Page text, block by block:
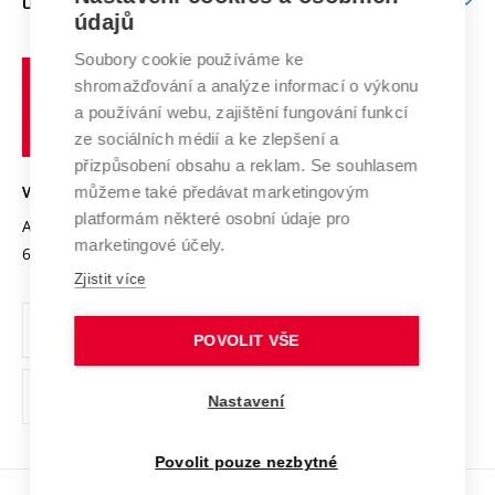
E-přihláška
Doktorské studium
Podpora podnikání
Systém zajišťování kvality výzkumu
Výzkumné infrastruktury
Transfer znalostí
Open Science
Projekty
Projekty ze strukturálních fondů
Specifický výzkum
Zahraniční spolupráce
Spolupráce se školami
Služby univerzity
Mezinárodní dohody
Univerzitní sítě
Profil univerzity
Udržitelná univerzita
Podnikavá univerzita / ContriBUTe
Bezpečná univerzita
Vyznamenání
Organizační struktura
Ochrana osobních údajů
odkaz)
učení
technické
VYSOKÉ UČENÍ TECHNICKÉ V BRNĚ
Antonínská 548/1
602 00 Brno
www.vut.cz
vut@vutbr.cz
údajů
Soubory cookie používáme ke
shromažďování a analýze informací o výkonu
a používání webu, zajištění fungování funkcí
ze sociálních médií a ke zlepšení a
přizpůsobení obsahu a reklam. Se souhlasem
můžeme také předávat marketingovým
platformám některé osobní údaje pro
marketingové účely.
Zjistit více
POVOLIT VŠE
Nastavení
Povolit pouze nezbytné